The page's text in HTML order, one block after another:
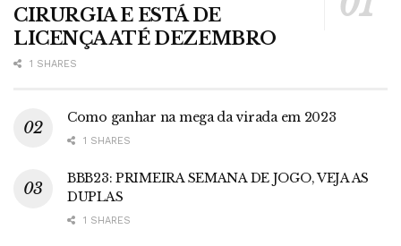
CIRURGIA E ESTÁ DE
LICENÇA ATÉ DEZEMBRO
1 SHARES
Como ganhar na mega da virada em 2023
1 SHARES
BBB23: PRIMEIRA SEMANA DE JOGO, VEJA AS
DUPLAS
1 SHARES